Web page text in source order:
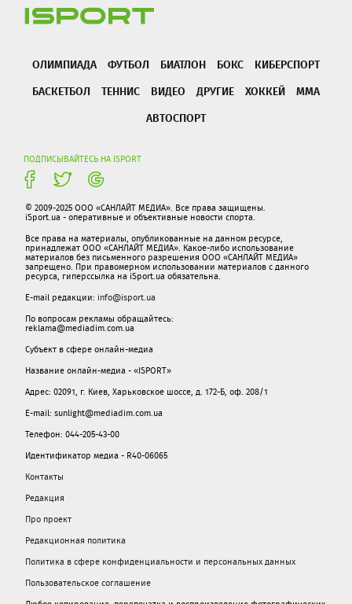
ОЛИМПИАДА ФУТБОЛ БИАТЛОН БОКС
КИБЕРСПОРТ
БАСКЕТБОЛ
ТЕННИС ВИДЕО ДРУГИЕ ХОККЕЙ
ММА
АВТОСПОРТ
ПОДПИСЫВАЙТЕСЬ НА ISPORT
© 2009-2025 ООО «САНЛАЙТ МЕДИА». Все права защищены.
iSport.ua - оперативные и объективные новости спорта.
Все права на материалы, опубликованные на данном ресурсе,
принадлежат ООО «САНЛАЙТ МЕДИА». Какое-либо использование
материалов без письменного разрешения ООО «САНЛАЙТ МЕДИА»
запрещено. При правомерном использовании материалов с данного
ресурса, гиперссылка на iSport.ua обязательна.
E-mail редакции: info@isport.ua
По вопросам рекламы обращайтесь:
reklama@mediadim.com.ua
Субъект в сфере онлайн-медиа
Название онлайн-медиа - «ISPORT»
Адрес: 02091, г. Киев, Харьковское шоссе, д. 172-Б, оф. 208/1
E-mail: sunlight@mediadim.com.ua
Телефон: 044-205-43-00
Идентификатор медиа - R40-06065
Контакты
Редакция
Про проект
Редакционная политика
Политика в сфере конфиденциальности и персональных данных
Пользовательское соглашение